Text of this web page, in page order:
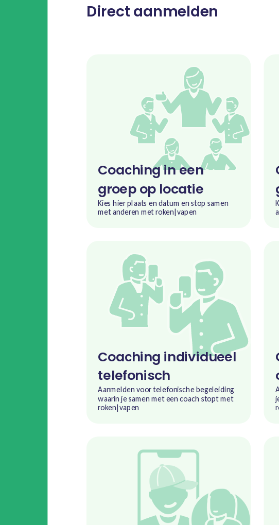
Direct aanmelden
Coaching in een
groep op locatie
Kies hier plaats en datum en stop samen
met anderen met roken|vapen
Coaching individueel
telefonisch
Aanmelden voor telefonische begeleiding
waarin je samen met een coach stopt met
roken|vapen